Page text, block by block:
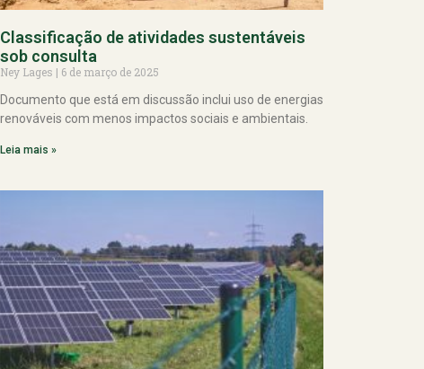
Classificação de atividades sustentáveis
sob consulta
Ney Lages
6 de março de 2025
Documento que está em discussão inclui uso de energias
renováveis com menos impactos sociais e ambientais.
Leia mais »